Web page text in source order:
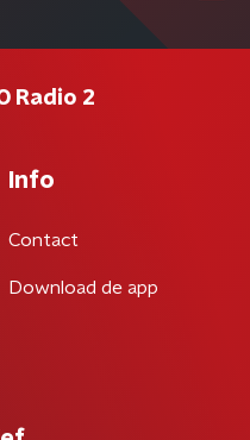
Radio 2
Info
Contact
Download de app